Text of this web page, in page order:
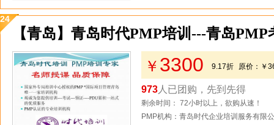
24
【青岛】青岛时代PMP培训---青岛PMP
￥ 3300 9.17折 原价： ￥
973 人已团购，先到先得
剩余时间： 72小时以上，欲购从速！
PMP机构：青岛时代企业培训服务有限